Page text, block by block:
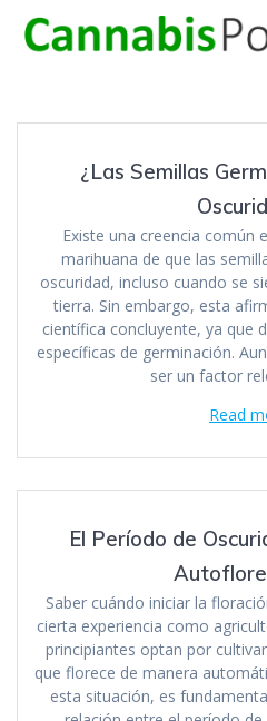
to
¿Las Semillas
Existe una creencia común
marihuana de que las
oscuridad, incluso cuando se
tierra. Sin embargo, esta
científica concluyente, ya que
específicas de germinación.
ser un factor
Read
El Período de
Saber cuándo iniciar la
cierta experiencia como
principiantes optan por
que florece de manera
esta situación, es